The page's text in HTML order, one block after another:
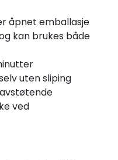
åpnet emballasje
kan brukes både
uten sliping
ved